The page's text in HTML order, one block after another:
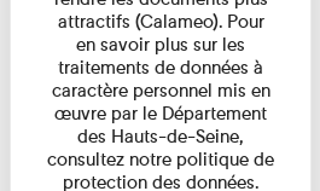
attractifs (Calameo). Pour
en savoir plus sur les
traitements de données à
caractère personnel mis en
œuvre par le Département
des Hauts-de-Seine,
consultez notre politique de
protection des données.